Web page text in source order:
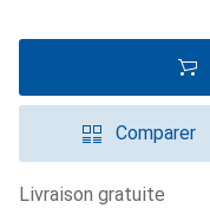
Comparer
livraison gratuite